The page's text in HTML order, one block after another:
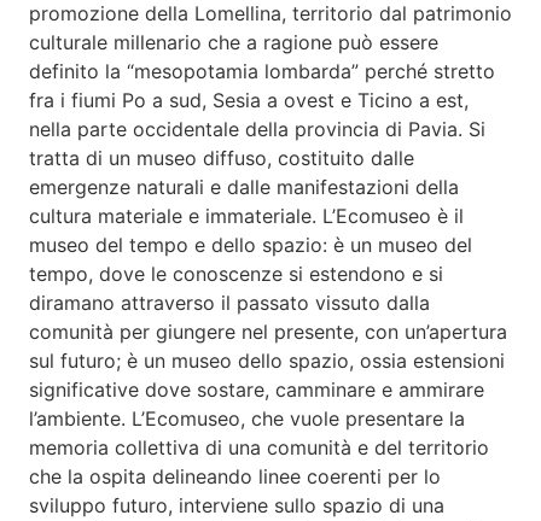
promozione della Lomellina, territorio dal patrimonio
culturale millenario che a ragione può essere
definito la “mesopotamia lombarda” perché stretto
fra i fiumi Po a sud, Sesia a ovest e Ticino a est,
nella parte occidentale della provincia di Pavia. Si
tratta di un museo diffuso, costituito dalle
emergenze naturali e dalle manifestazioni della
cultura materiale e immateriale. L’Ecomuseo è il
museo del tempo e dello spazio: è un museo del
tempo, dove le conoscenze si estendono e si
diramano attraverso il passato vissuto dalla
comunità per giungere nel presente, con un’apertura
sul futuro; è un museo dello spazio, ossia estensioni
significative dove sostare, camminare e ammirare
l’ambiente. L’Ecomuseo, che vuole presentare la
memoria collettiva di una comunità e del territorio
che la ospita delineando linee coerenti per lo
sviluppo futuro, interviene sullo spazio di una